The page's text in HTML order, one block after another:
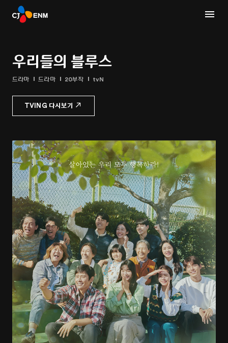
우리들의 블루스
드라마 드라마 20부작 tvN
TVING 다시보기